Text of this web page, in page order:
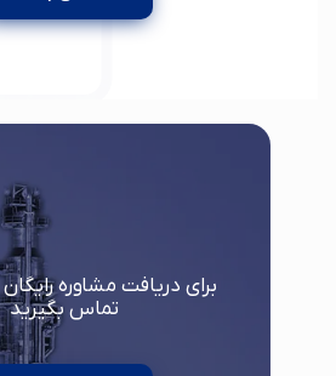
برای دریافت مشاوره رایگان
تماس بگیرید